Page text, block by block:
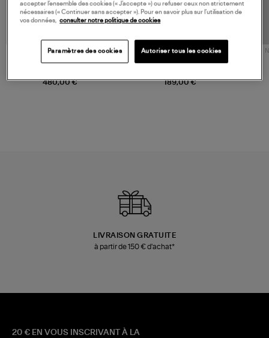
480,00 €
JEROME DREYFUSS
Champagne
NOUVELLE COLLECTION
189,00 €
TORAL
Mousse
LIVRAISON GRATUITE
à partir de 150 € d'achat*
20 € EN VOUS INSCRIVANT À LA
accepter l’ensemble des cookies (« J’accepte ») ou refuser ceux non strictement
nécessaires (« Continuer sans accepter »). Pour en savoir plus sur l’utilisation de
vos données, consulter notre politique de cookies
Paramètres des cookies Autoriser tous les cookies